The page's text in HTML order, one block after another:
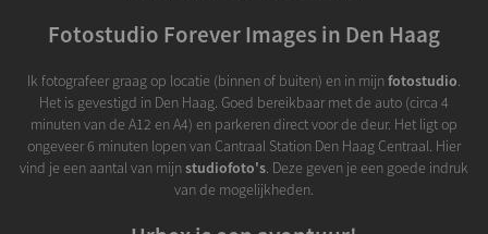
Fotostudio Forever Images in Den Haag
Ik fotografeer graag op locatie (binnen of buiten) en in mijnfotostudio.
Het is gevestigd in Den Haag. Goed bereikbaar met de auto (circa 4
minuten van de A12 en A4) en parkeren direct voor de deur. Het ligt op
ongeveer 6 minuten lopen van Cantraal Station Den Haag Centraal. Hier
vind je een aantal van mijnstudiofoto's. Deze geven je een goede indruk
van de mogelijkheden.